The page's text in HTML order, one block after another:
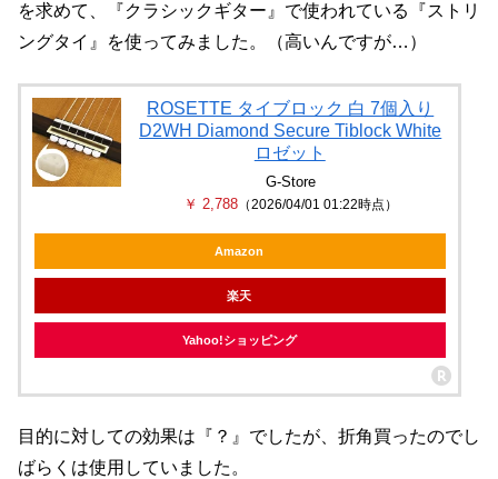
を求めて、『クラシックギター』で使われている『ストリ
ングタイ』を使ってみました。（高いんですが…）
ROSETTE タイブロック 白 7個入り
D2WH Diamond Secure Tiblock White
ロゼット
G-Store
￥ 2,788（2026/04/01 01:22時点）
Amazon
楽天
Yahoo!ショッピング
目的に対しての効果は『？』でしたが、折角買ったのでし
ばらくは使用していました。